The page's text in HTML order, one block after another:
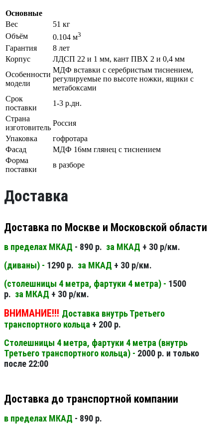
Основные
Вес
51 кг
Объём
0.104 м3
Гарантия
8 лет
Корпус
ЛДСП 22 и 1 мм, кант ПВХ 2 и 0,4 мм
Особенности
модели
МДФ вставки с серебристым тиснением,
регулируемые по высоте ножки, ящики с
метабоксами
Срок
поставки
1-3 р.дн.
Страна
изготовитель
Россия
Упаковка
гофротара
Фасад
МДФ 16мм глянец с тиснением
Форма
поставки
в разборе
Доставка
Доставка по Москве и Московской области
в пределах МКАД - 890 р. за МКАД + 30 р/км.
(диваны) - 1290 р. за МКАД + 30 р/км.
(столешницы 4 метра, фартуки 4 метра) - 1500
р. за МКАД + 30 р/км.
ВНИМАНИЕ!!! Доставка внутрь Третьего
транспортного кольца + 200 р.
Столешницы 4 метра, фартуки 4 метра (внутрь
Третьего транспортного кольца) - 2000 р. и только
после 22:00
Доставка до транспортной компании
в пределах МКАД - 890 р.